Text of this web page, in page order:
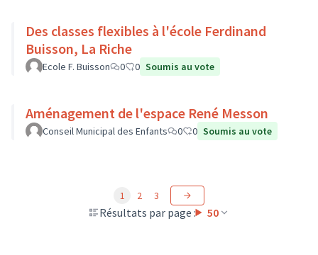
Des classes flexibles à l'école Ferdinand
Buisson, La Riche
Ecole F. Buisson 0 0 Soumis au vote
Aménagement de l'espace René Messon
Conseil Municipal des Enfants 0 0 Soumis au vote
Résultats par page : 50
1 2 3